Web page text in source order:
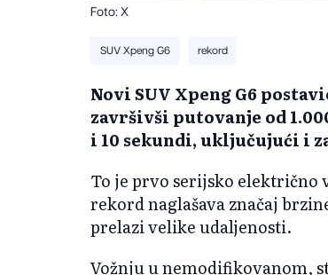
Foto: X
SUV Xpeng G6 rekord
Novi SUV Xpeng G6
završivši putovanje od
i 10 sekundi, uključujući i
To je prvo serijsko električno
rekord naglašava značaj
prelazi velike udaljenosti.
Vožnju u nemodifikovanom,